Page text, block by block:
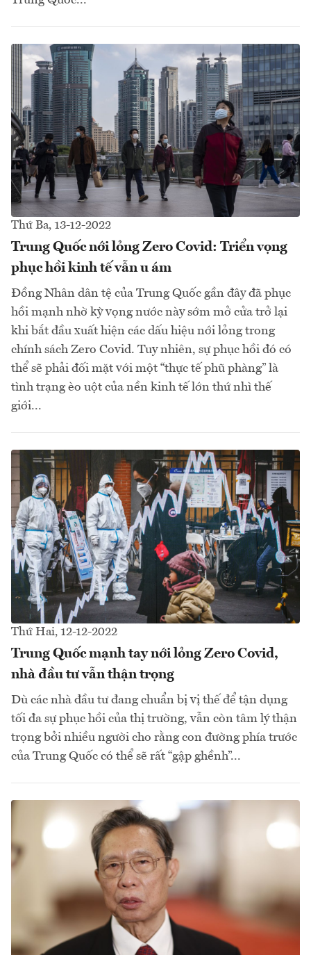
Thứ Ba, 13-12-2022
Trung Quốc nới lỏng Zero Covid: Triển vọng
phục hồi kinh tế vẫn u ám
Đồng Nhân dân tệ của Trung Quốc gần đây đã phục
hồi mạnh nhờ kỳ vọng nước này sớm mở cửa trở lại
khi bắt đầu xuất hiện các dấu hiệu nới lỏng trong
chính sách Zero Covid. Tuy nhiên, sự phục hồi đó có
thể sẽ phải đối mặt với một “thực tế phũ phàng” là
tình trạng èo uột của nền kinh tế lớn thứ nhì thế
giới...
Thứ Hai, 12-12-2022
Trung Quốc mạnh tay nới lỏng Zero Covid,
nhà đầu tư vẫn thận trọng
Dù các nhà đầu tư đang chuẩn bị vị thế để tận dụng
tối đa sự phục hồi của thị trường, vẫn còn tâm lý thận
trọng bởi nhiều người cho rằng con đường phía trước
của Trung Quốc có thể sẽ rất “gập ghềnh”...